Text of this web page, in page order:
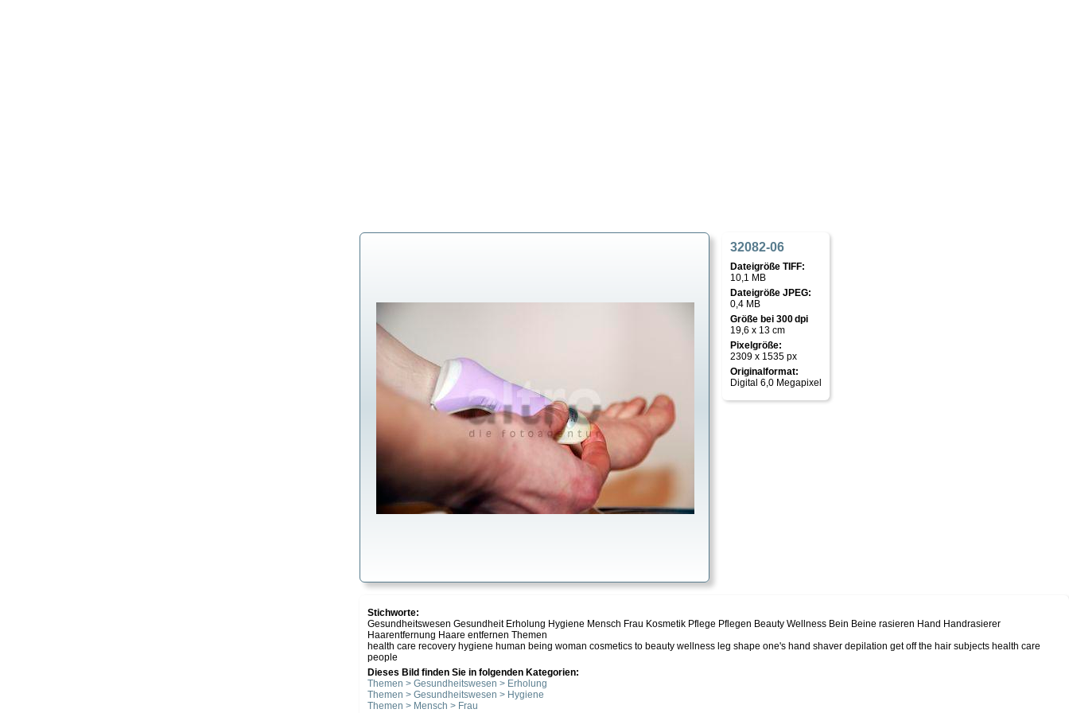
32082-06
Dateigröße TIFF:
10,1 MB
Dateigröße JPEG:
0,4 MB
Größe bei 300 dpi
19,6 x 13 cm
Pixelgröße:
2309 x 1535 px
Originalformat:
Digital 6,0 Megapixel
Stichworte:
Gesundheitswesen Gesundheit Erholung Hygiene Mensch Frau Kosmetik Pflege Pflegen Beauty Wellness Bein Beine rasieren Hand Handrasierer
Haarentfernung Haare entfernen Themen
health care recovery hygiene human being woman cosmetics to beauty wellness leg shape one's hand shaver depilation get off the hair subjects health care
people
Dieses Bild finden Sie in folgenden Kategorien:
Themen > Gesundheitswesen > Erholung
Themen > Gesundheitswesen > Hygiene
Themen > Mensch > Frau